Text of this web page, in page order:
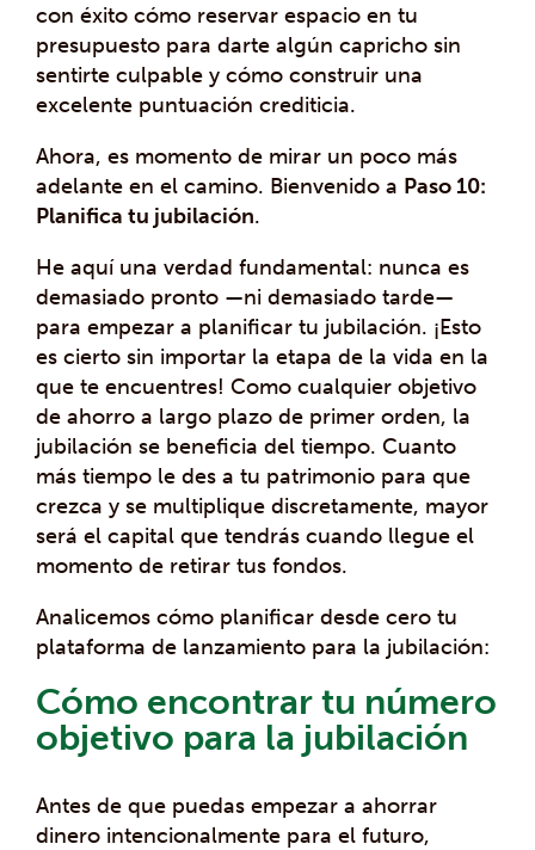
con éxito cómo reservar espacio en tu
presupuesto para darte algún capricho sin
sentirte culpable y cómo construir una
excelente puntuación crediticia.
Ahora, es momento de mirar un poco más
adelante en el camino. Bienvenido a Paso 10:
Planifica tu jubilación.
He aquí una verdad fundamental: nunca es
demasiado pronto —ni demasiado tarde—
para empezar a planificar tu jubilación. ¡Esto
es cierto sin importar la etapa de la vida en la
que te encuentres! Como cualquier objetivo
de ahorro a largo plazo de primer orden, la
jubilación se beneficia del tiempo. Cuanto
más tiempo le des a tu patrimonio para que
crezca y se multiplique discretamente, mayor
será el capital que tendrás cuando llegue el
momento de retirar tus fondos.
Analicemos cómo planificar desde cero tu
plataforma de lanzamiento para la jubilación:
Cómo encontrar tu número
objetivo para la jubilación
Antes de que puedas empezar a ahorrar
dinero intencionalmente para el futuro,